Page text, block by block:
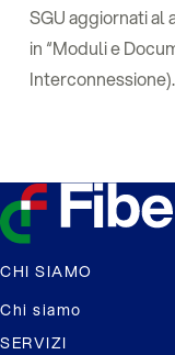
SGU aggiornati al
in “Moduli e
Interconnessione).
CHI SIAMO
Chi siamo
SERVIZI